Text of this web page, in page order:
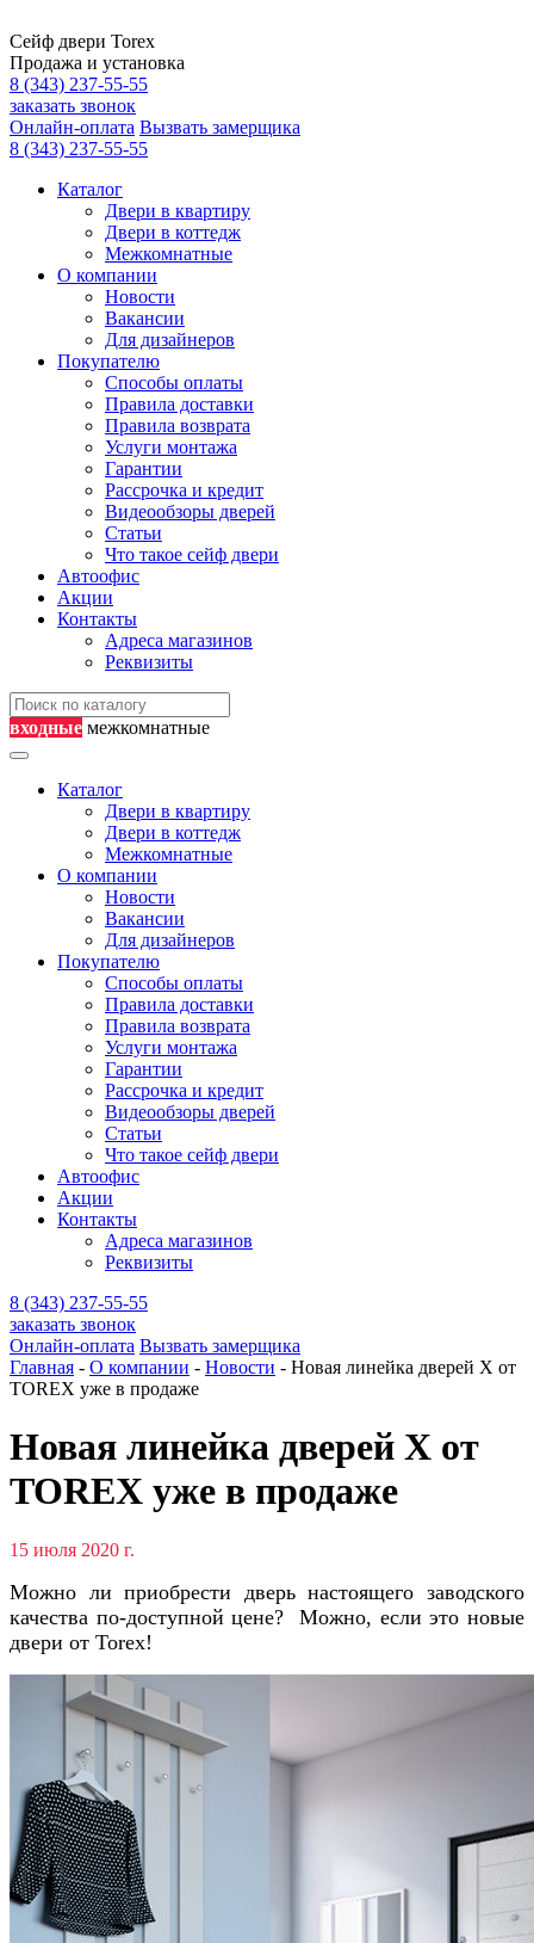
Сейф двери Torex
Продажа и установка
8 (343) 237-55-55
заказать звонок
Онлайн-оплата Вызвать замерщика
8 (343) 237-55-55
Каталог
Двери в квартиру
Двери в коттедж
Межкомнатные
О компании
Новости
Вакансии
Для дизайнеров
Покупателю
Способы оплаты
Правила доставки
Правила возврата
Услуги монтажа
Гарантии
Рассрочка и кредит
Видеообзоры дверей
Статьи
Что такое сейф двери
Автоофис
Акции
Контакты
Адреса магазинов
Реквизиты
входные межкомнатные
Каталог
Двери в квартиру
Двери в коттедж
Межкомнатные
О компании
Новости
Вакансии
Для дизайнеров
Покупателю
Способы оплаты
Правила доставки
Правила возврата
Услуги монтажа
Гарантии
Рассрочка и кредит
Видеообзоры дверей
Статьи
Что такое сейф двери
Автоофис
Акции
Контакты
Адреса магазинов
Реквизиты
8 (343) 237-55-55
заказать звонок
Онлайн-оплата Вызвать замерщика
Главная - О компании - Новости - Новая линейка дверей X от
TOREX уже в продаже
Новая линейка дверей X от
TOREX уже в продаже
15 июля 2020 г.
Можно ли приобрести дверь настоящего заводского
качества по-доступной цене? Можно, если это новые
двери от Torex!